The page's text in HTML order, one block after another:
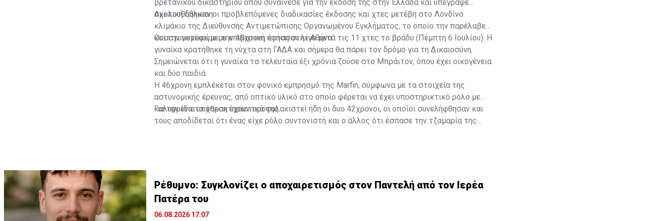
βρετανικού δικαστηρίου όπου συναίνεσε για την έκδοσή της στην Ελλάδα και υπέγραψε
σχετική δήλωση.
Ακολουθήθηκαν οι προβλεπόμενες διαδικασίες έκδοσης και χτες μετέβη στο Λονδίνο
κλιμάκιο της Διεύθυνσης Αντιμετώπισης Οργανωμένου Εγκλήματος, το οποίο την παρέλαβε
και την μετέφερε με επιβατική πτήση στην Αθήνα.
Οι αστυνομικοί με την 46χρονη έφτασαν λίγο μετά τις 11 χτες το βράδυ (Πέμπτη 6 Ιουλίου). Η
γυναίκα κρατήθηκε τη νύχτα στη ΓΑΔΑ και σήμερα θα πάρει τον δρόμο για τη Δικαιοσύνη.
Σημειώνεται ότι η γυναίκα τα τελευταία έξι χρόνια ζούσε στο Μπράιτον, όπου έχει οικογένεια
και δύο παιδιά.
Η 46χρονη εμπλέκεται στον φονικό εμπρησμό της Marfin, σύμφωνα με τα στοιχεία της
αστυνομικής έρευνας, από οπτικό υλικό στο οποίο φέρεται να έχει υποστηρικτικό ρόλο με
καλυμμένα τα χαρακτηριστικά της.
Για την ίδια υπόθεση έχουν προφυλακιστεί ήδη οι δυο 42χρονοι, οι οποίοι συνελήφθησαν και
τους αποδίδεται ότι ένας είχε ρόλο συντονιστή και ο άλλος ότι έσπασε την τζαμαρία της
ΦΩΤΟ: Τα ντοκουμέντα που ταυτοποίησαν τους τρεις για τις δολοφονίες στη Marfin
Πηγή: ΑΠΕ-ΜΠΕ
Ρέθυμνο: Συγκλονίζει ο αποχαιρετισμός στον Παντελή από τον Ιερέα
Πατέρα του
06.08.2026 17:07